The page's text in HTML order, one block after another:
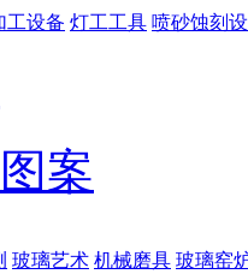
工设备 灯工工具 喷砂蚀刻
案
玻璃艺术 机械磨具 玻璃窑